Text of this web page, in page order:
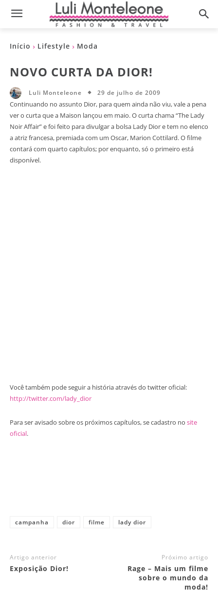
Início Lifestyle Moda
NOVO CURTA DA DIOR!
Luli Monteleone 29 de julho de 2009
Continuando no assunto Dior, para quem ainda não viu, vale a pena
ver o curta que a Maison lançou em maio. O curta chama “The Lady
Noir Affair” e foi feito para divulgar a bolsa Lady Dior e tem no elenco
a atriz francesa, premiada com um Oscar, Marion Cottilard. O filme
contará com quarto capítulos; por enquanto, só o primeiro está
disponível.
Você também pode seguir a história através do twitter oficial:
http://twitter.com/lady_dior
Para ser avisado sobre os próximos capítulos, se cadastro no site
oficial.
campanha dior filme lady dior
Artigo anterior
Exposição Dior!
Próximo artigo
Rage – Mais um filme
sobre o mundo da
moda!